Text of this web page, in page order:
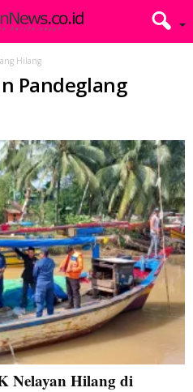
Hilang
Pandeglang
Nelayan Hilang di